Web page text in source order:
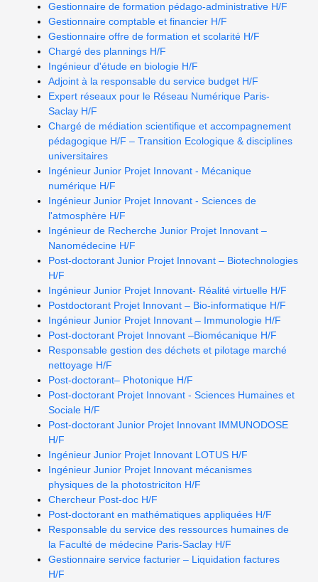
Gestionnaire de formation pédago-administrative H/F
Gestionnaire comptable et financier H/F
Gestionnaire offre de formation et scolarité H/F
Chargé des plannings H/F
Ingénieur d'étude en biologie H/F
Adjoint à la responsable du service budget H/F
Expert réseaux pour le Réseau Numérique Paris-
Saclay H/F
Chargé de médiation scientifique et accompagnement
pédagogique H/F – Transition Ecologique & disciplines
universitaires
Ingénieur Junior Projet Innovant - Mécanique
numérique H/F
Ingénieur Junior Projet Innovant - Sciences de
l'atmosphère H/F
Ingénieur de Recherche Junior Projet Innovant –
Nanomédecine H/F
Post-doctorant Junior Projet Innovant – Biotechnologies
H/F
Ingénieur Junior Projet Innovant- Réalité virtuelle H/F
Postdoctorant Projet Innovant – Bio-informatique H/F
Ingénieur Junior Projet Innovant – Immunologie H/F
Post-doctorant Projet Innovant –Biomécanique H/F
Responsable gestion des déchets et pilotage marché
nettoyage H/F
Post-doctorant– Photonique H/F
Post-doctorant Projet Innovant - Sciences Humaines et
Sociale H/F
Post-doctorant Junior Projet Innovant IMMUNODOSE
H/F
Ingénieur Junior Projet Innovant LOTUS H/F
Ingénieur Junior Projet Innovant mécanismes
physiques de la photostriciton H/F
Chercheur Post-doc H/F
Post-doctorant en mathématiques appliquées H/F
Responsable du service des ressources humaines de
la Faculté de médecine Paris-Saclay H/F
Gestionnaire service facturier – Liquidation factures
H/F